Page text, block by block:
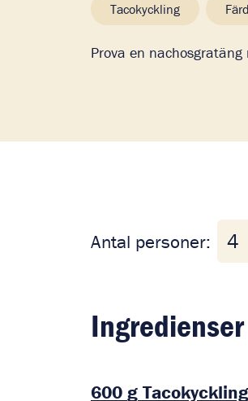
Tacokyckling
Prova en
Antal personer:
Ingredienser
600 g Tacokyckling